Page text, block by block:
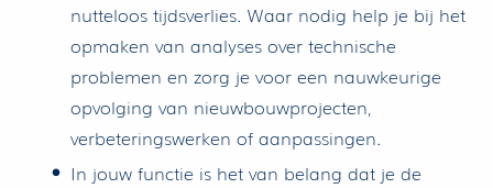
nutteloos tijdsverlies. Waar nodig help je bij het
opmaken van analyses over technische
problemen en zorg je voor een nauwkeurige
opvolging van nieuwbouwprojecten,
verbeteringswerken of aanpassingen.
In jouw functie is het van belang dat je de